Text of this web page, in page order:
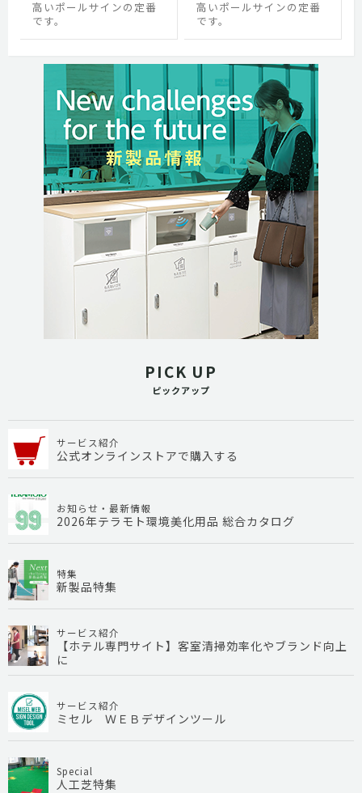
高いポールサインの定番
です。
高いポールサインの定番
です。
PICK UP
ピックアップ
サービス紹介
公式オンラインストアで購入する
お知らせ・最新情報
2026年テラモト環境美化用品 総合カタログ
特集
新製品特集
サービス紹介
【ホテル専門サイト】客室清掃効率化やブランド向上
に
サービス紹介
ミセル ＷＥＢデザインツール
Special
人工芝特集